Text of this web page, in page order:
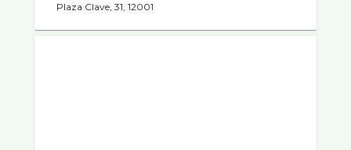
Plaza Clave, 31, 12001